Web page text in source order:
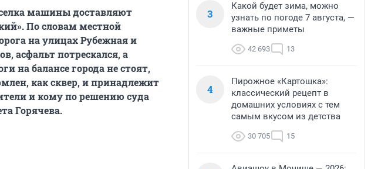
машины доставляют
По словам местной
на улицах Рубежная и
асфальт потрескался, а
на балансе города не стоят,
как сквер, и принадлежит
и кому по решению суда
Горячева.
3
Какой будет зима, можно
узнать по погоде 7 августа, —
важные приметы
42 693 13
4
Пирожное «Картошка»:
классический рецепт в
домашних условиях с тем
самым вкусом из детства
30 705 15